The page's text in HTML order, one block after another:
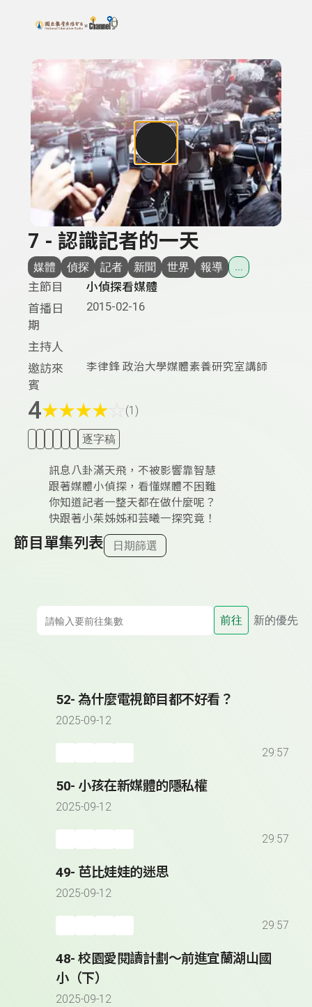
上方功能區塊
搜尋關鍵字：可輸入節目名稱、主持人或關鍵字
7 - 認識記者的一天
媒體 偵探 記者 新聞 世界 報導 ...
主節目
小偵探看媒體
首播日
期
2015-02-16
主持人
邀訪來
賓
李律鋒 政治大學媒體素養研究室講師
4★★★★ (1)
逐字稿
訊息八卦滿天飛，不被影響靠智慧
跟著媒體小偵探，看懂媒體不困難
你知道記者一整天都在做什麼呢？
快跟著小茱姊姊和芸曦一探究竟！
節目單集列表 日期篩選
前往 新的優先
52- 為什麼電視節目都不好看？
2025-09-12
29:57
50- 小孩在新媒體的隱私權
2025-09-12
29:57
49- 芭比娃娃的迷思
2025-09-12
29:57
48- 校園愛閱讀計劃～前進宜蘭湖山國
小（下）
2025-09-12